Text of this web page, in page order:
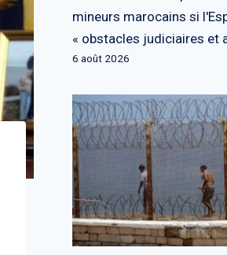
mineurs marocains si
« obstacles judiciaires et
6 août 2026